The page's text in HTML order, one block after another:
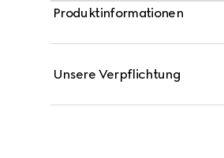
Produktinformationen
Unsere Verpflichtung